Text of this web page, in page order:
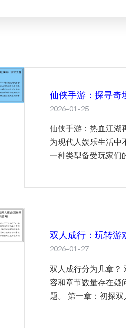
仙侠手游：探寻奇
2026-01-25
仙侠手游：热血江湖
为现代人娱乐生活中
一种类型备受玩家们
双人成行：玩转游
2026-01-27
双人成行分为几章？
容和章节数量存在疑
题。 第一章：初探